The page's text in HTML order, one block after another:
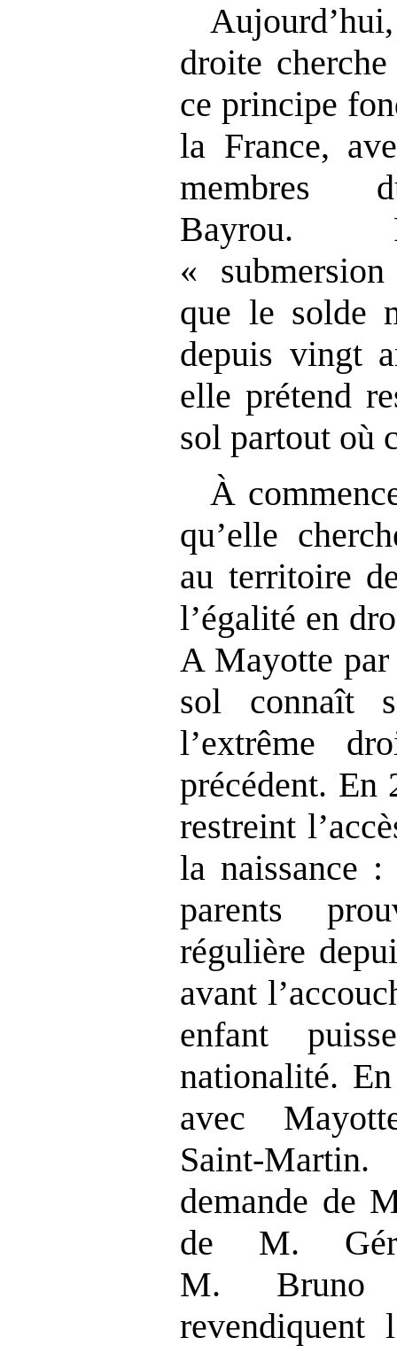
droite
ce principe
la France,
membres
Bayrou.
«
que le solde
depuis vingt
elle prétend
sol partout où
À
qu’elle
au territoire
l’égalité en
A Mayotte
sol connaît
l’extrême
précédent.
restreint
la naissance
parents
régulière
avant
enfant
nationalité.
avec
demande de
de M.
M. Bruno
revendiquent